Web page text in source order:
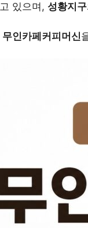
있으며, 성황지구
무인카페커피머신